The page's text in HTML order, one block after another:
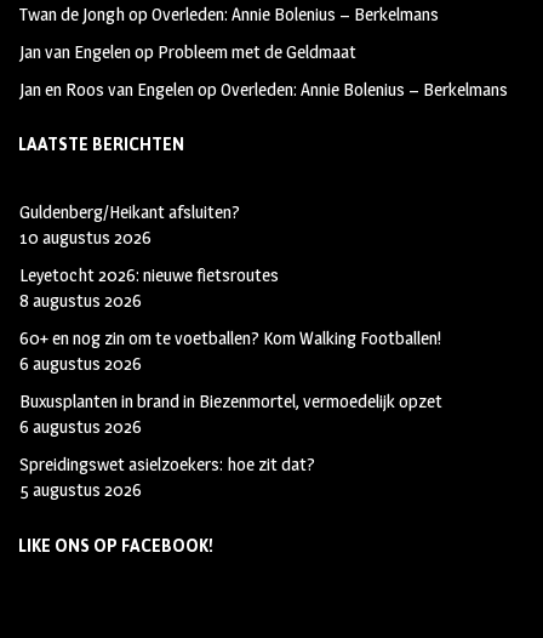
Twan de JonghopOverleden: Annie Bolenius – Berkelmans
Jan van Engelenop Probleem met de Geldmaat
Jan en Roos van EngelenopOverleden: Annie Bolenius – Berkelmans
LAATSTE BERICHTEN
Guldenberg/Heikant afsluiten?
10 augustus 2026
Leyetocht 2026: nieuwe fietsroutes
8 augustus 2026
60+ en nog zin om te voetballen? Kom Walking Footballen!
6 augustus 2026
Buxusplanten in brand in Biezenmortel, vermoedelijk opzet
6 augustus 2026
Spreidingswet asielzoekers: hoe zit dat?
5 augustus 2026
LIKE ONS OP FACEBOOK!